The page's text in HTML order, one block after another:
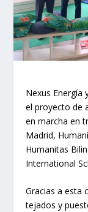
Nexus Energía
el proyecto de
en marcha en
Madrid,
Humanitas
International
Gracias a esta
tejados y